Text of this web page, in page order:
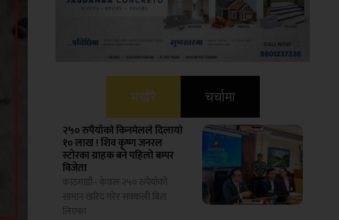
भर्खरै चर्चामा
२५० रुपैयाँको किनमेलले दिलायो
१० लाख ! शिव कृष्ण जनरल
स्टोरका ग्राहक बने पहिलो बम्पर
विजेता
काठमाडौं– केवल २५० रुपैयाँको
सामान खरिद गरेर सक्कली बिल
लिएका